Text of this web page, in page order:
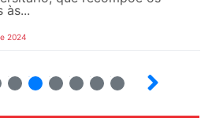
às...
2024